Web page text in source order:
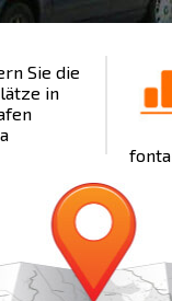
Sie die
in